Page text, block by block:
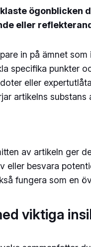
ögonblicken
eller
in på ämnet
specifika punkter
eller
artikelns substans
av artikeln ger
eller besvara
fungera som en
viktiga